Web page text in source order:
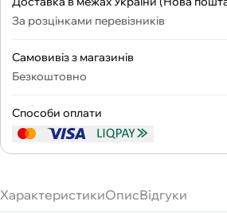
За розцінками перевізників
Самовивіз з магазинів
Безкоштовно
Способи оплати
ХарактеристикиОписВідгуки